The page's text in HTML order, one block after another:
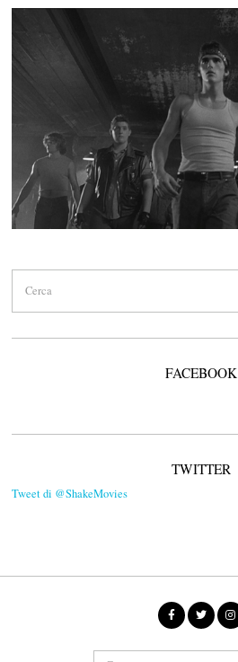
FACEBOOK
TWITTER
Tweet di @ShakeMovies